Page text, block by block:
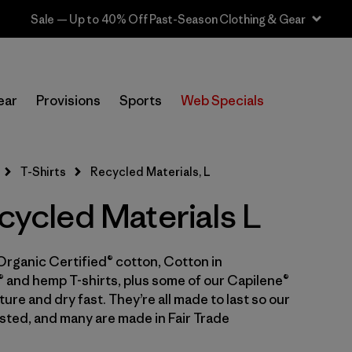
Sale — Up to 40% Off Past-Season Clothing & Gear
Provisions Sports Web Specials
Selecciona una tienda
Filtrar por
Price
Filtrar por
Size 1
Filtrar por
Fit
Filtrar por
Color
T-Shirts Recycled Materials, L
Materials L
Certified® cotton, Cotton in
hemp T-shirts, plus some of our Capilene®
and dry fast. They’re all made to last so our
and many are made in Fair Trade